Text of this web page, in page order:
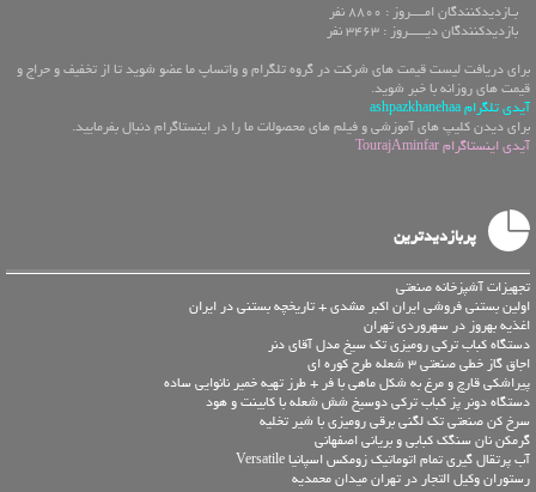
بـازدیدکنندگان امــــروز : 8800 نفر
بازدیدکنندگان دیـــــروز : 3463 نفر
برای دریافت لیست قیمت های شرکت در گروه تلگرام و واتساپ ما عضو شوید تا از تخفیف و حراج و
قیمت های روزانه با خبر شوید.
آیدی تلگرام ashpazkhanehaa
برای دیدن کلیپ های آموزشی و فیلم های محصولات ما را در اینستاگرام دنبال بفرمایید.
آیدی اینستاگرام TourajAminfar
پربازدیدترین
تجهیزات آشپزخانه صنعتی
اولین بستنی فروشی ایران اکبر مشدی + تاریخچه بستنی در ایران
اغذیه بهروز در سهروردی تهران
دستگاه کباب ترکی رومیزی تک سیخ مدل آقای دنر
اجاق گاز خطی صنعتی 3 شعله طرح کوره ای
پیراشکی قارچ و مرغ به شکل ماهی با فر + طرز تهیه خمیر نانوایی ساده
دستگاه دونر پز کباب ترکی دوسیخ شش شعله با کابینت و هود
سرخ کن صنعتی تک لگنی برقی رومیزی با شیر تخلیه
گرمکن نان سنگک کبابی و بریانی اصفهانی
آب پرتقال گیری تمام اتوماتیک زومکس اسپانیا Versatile
رستوران وکیل التجار در تهران میدان محمدیه